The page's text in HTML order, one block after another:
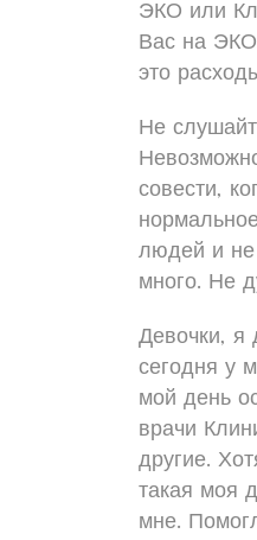
ЭКО или
Вас на
это
Не
совести,
людей и не
много. Не
Девочки, я
сегодня у
мой день
врачи
другие.
такая моя
мне.